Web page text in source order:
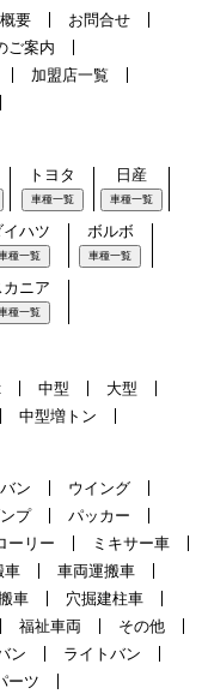
要
お問合せ
ご案内
加盟店一覧
トヨタ
車種一覧
日産
車種一覧
イハツ
種一覧
ボルボ
車種一覧
カニア
種一覧
中型
大型
中型増トン
ン
ウイング
プ
パッカー
ーリー
ミキサー車
車
車両運搬車
車
穴掘建柱車
福祉車両
その他
ン
ライトバン
ーツ